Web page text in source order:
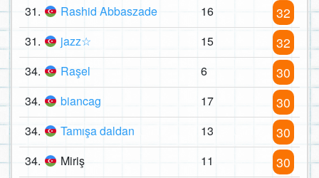
31. Rashid Abbaszade 16 32
31. jazz☆ 15 32
34. Raşel 6 30
34. biancag 17 30
34. Tamışa daldan 13 30
34. Miriş 11 30